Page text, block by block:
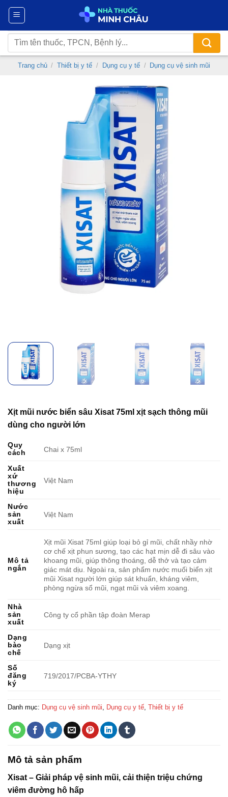
Chuyển
nội
dung
Tìm
kiếm:
Trang chủ / Thiết bị y tế / Dụng cụ y tế / Dụng cụ vệ sinh mũi
Xịt mũi nước biển sâu Xisat 75ml xịt sạch thông mũi
dùng cho người lớn
Quy
cách
Chai x 75ml
Xuất
xứ
thương
hiệu
Việt Nam
Nước
sản
xuất
Việt Nam
Mô tả
ngắn
Xịt mũi Xisat 75ml giúp loại bỏ gỉ mũi, chất nhầy nhờ
cơ chế xịt phun sương, tạo các hạt mịn dễ đi sâu vào
khoang mũi, giúp thông thoáng, dễ thở và tạo cảm
giác mát dịu. Ngoài ra, sản phẩm nước muối biển xịt
mũi Xisat người lớn giúp sát khuẩn, kháng viêm,
phòng ngừa sổ mũi, ngạt mũi và viêm xoang.
Nhà
sản
xuất
Công ty cổ phần tập đoàn Merap
Dạng
bào
chế
Dạng xịt
Số
đăng
ký
719/2017/PCBA-YTHY
Danh mục: Dụng cụ vệ sinh mũi, Dụng cụ y tế, Thiết bị y tế
Mô tả sản phẩm
Xisat – Giải pháp vệ sinh mũi, cải thiện triệu chứng
viêm đường hô hấp